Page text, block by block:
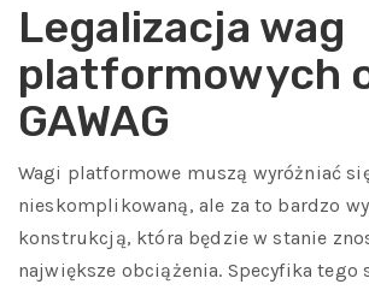
Legalizacja wag
platformowych
GAWAG
Wagi platformowe muszą wyróżniać
nieskomplikowaną, ale za to bardzo
konstrukcją, która będzie w stanie
największe obciążenia. Specyfika tego